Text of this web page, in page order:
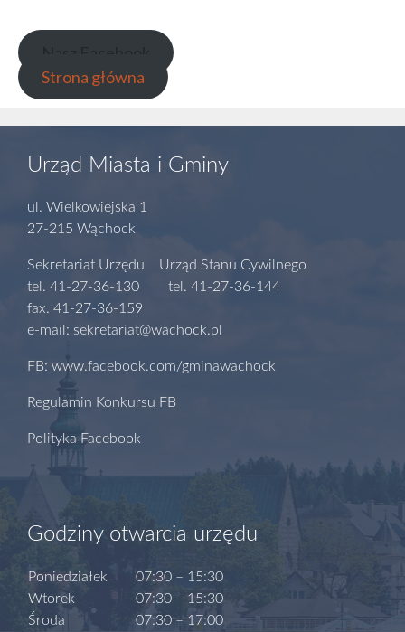
Strona główna
Urząd Miasta i Gminy
ul. Wielkowiejska 1
27-215 Wąchock
Sekretariat Urzędu Urząd Stanu Cywilnego
tel. 41-27-36-130 tel. 41-27-36-144
fax. 41-27-36-159
e-mail: sekretariat@wachock.pl
FB: www.facebook.com/gminawachock
Regulamin Konkursu FB
Polityka Facebook
Godziny otwarcia urzędu
Poniedziałek
Wtorek
Środa
07:30 – 15:30
07:30 – 15:30
07:30 – 17:00